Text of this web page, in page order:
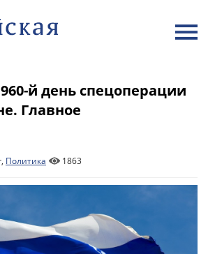
й день спецоперации
Главное
Политика 1863